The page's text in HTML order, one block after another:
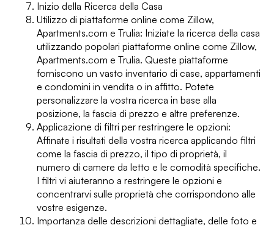
Inizio della Ricerca della Casa
Utilizzo di piattaforme online come Zillow,
Apartments.com e Trulia: Iniziate la ricerca della casa
utilizzando popolari piattaforme online come Zillow,
Apartments.com e Trulia. Queste piattaforme
forniscono un vasto inventario di case, appartamenti
e condomini in vendita o in affitto. Potete
personalizzare la vostra ricerca in base alla
posizione, la fascia di prezzo e altre preferenze.
Applicazione di filtri per restringere le opzioni:
Affinate i risultati della vostra ricerca applicando filtri
come la fascia di prezzo, il tipo di proprietà, il
numero di camere da letto e le comodità specifiche.
I filtri vi aiuteranno a restringere le opzioni e
concentrarvi sulle proprietà che corrispondono alle
vostre esigenze.
Importanza delle descrizioni dettagliate, delle foto e